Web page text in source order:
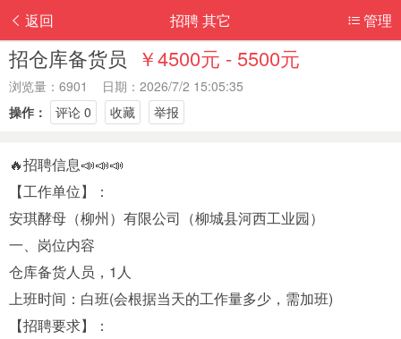
返回 管理
招聘 其它
招仓库备货员 ￥4500元 - 5500元
浏览量：6901 日期：2026/7/2 15:05:35
操作：
评论 0 收藏 举报
🔥招聘信息📣📣📣
【工作单位】：
安琪‭酵母（柳州）有限公司（柳城县河西工业园）
一、岗位内容
仓库备货人员，1人
上班时间：白班(会根据当天的工作量多少，需加班)
【招聘要求】：